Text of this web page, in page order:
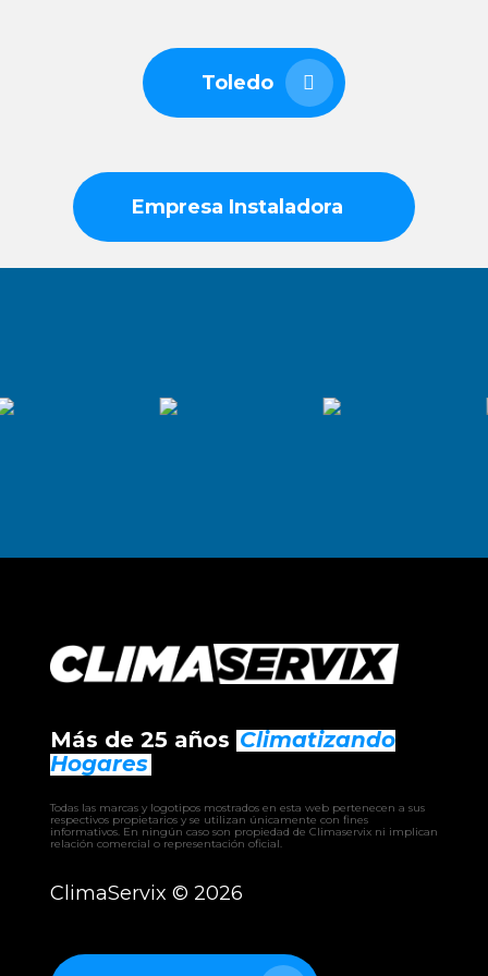
Toledo
Empresa Instaladora
Más de 25 años Climatizando
Hogares
Todas las marcas y logotipos mostrados en esta web pertenecen a sus
respectivos propietarios y se utilizan únicamente con fines
informativos. En ningún caso son propiedad de Climaservix ni implican
relación comercial o representación oficial.
ClimaServix © 2026